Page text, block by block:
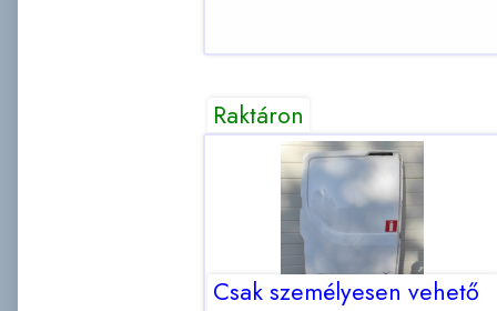
Raktáron
Csak személyesen vehető